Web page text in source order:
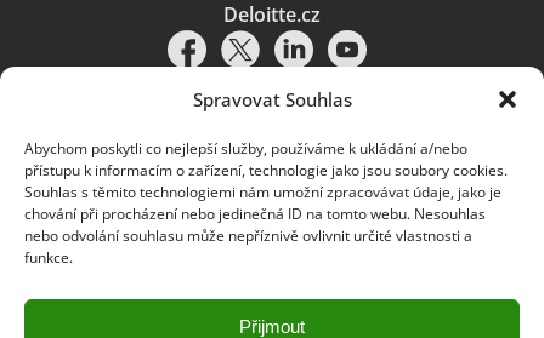
Spravovat Souhlas
Abychom poskytli co nejlepší služby, používáme k ukládání a/nebo
přístupu k informacím o zařízení, technologie jako jsou soubory cookies.
Souhlas s těmito technologiemi nám umožní zpracovávat údaje, jako je
chování při procházení nebo jedinečná ID na tomto webu. Nesouhlas
nebo odvolání souhlasu může nepříznivě ovlivnit určité vlastnosti a
funkce.
Přijmout
Deloitte.cz
Pravidla používání|Ochrana osobních údajů|Soubory cookies |
Deloitte.cz
© 2026. Více informací najdete vPravidlech používání.
Deloitte označuje jednu či více společností globální sítě členských
a přidružené subjekty (souhrnně „organizace Deloitte“). Společnost DTTL
(rovněž označovaná jako „Deloitte Global“) a každá z jejích členských